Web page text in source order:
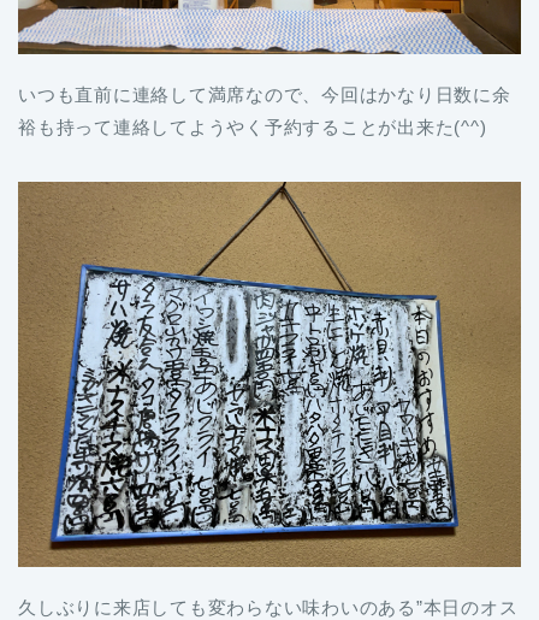
いつも直前に連絡して満席なので、今回はかなり日数に余
裕も持って連絡してようやく予約することが出来た(^^)
久しぶりに来店しても変わらない味わいのある”本日のオス